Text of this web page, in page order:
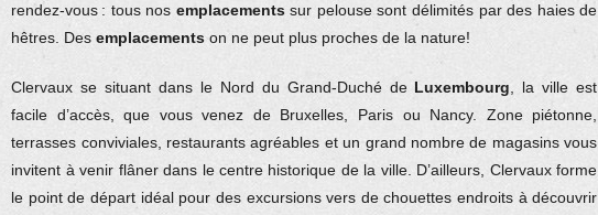
rendez-vous : tous nos emplacementssur pelouse sont délimités par des haies de
hêtres. Desemplacements on ne peut plus proches de la nature!
Clervaux se situant dans le Nord du Grand-Duché de Luxembourg, la ville est
facile d’accès, que vous venez de Bruxelles, Paris ou Nancy. Zone piétonne,
terrasses conviviales, restaurants agréables et un grand nombre de magasins vous
invitent à venir flâner dans le centre historique de la ville. D’ailleurs, Clervaux forme
le point de départ idéal pour des excursions vers de chouettes endroits à découvrir